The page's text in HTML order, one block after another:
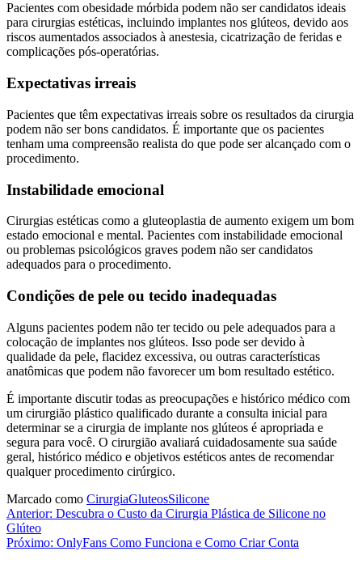
Pacientes com obesidade mórbida podem não ser candidatos ideais
para cirurgias estéticas, incluindo implantes nos glúteos, devido aos
riscos aumentados associados à anestesia, cicatrização de feridas e
complicações pós-operatórias.
Expectativas irreais
Pacientes que têm expectativas irreais sobre os resultados da cirurgia
podem não ser bons candidatos. É importante que os pacientes
tenham uma compreensão realista do que pode ser alcançado com o
procedimento.
Instabilidade emocional
Cirurgias estéticas como a gluteoplastia de aumento exigem um bom
estado emocional e mental. Pacientes com instabilidade emocional
ou problemas psicológicos graves podem não ser candidatos
adequados para o procedimento.
Condições de pele ou tecido inadequadas
Alguns pacientes podem não ter tecido ou pele adequados para a
colocação de implantes nos glúteos. Isso pode ser devido à
qualidade da pele, flacidez excessiva, ou outras características
anatômicas que podem não favorecer um bom resultado estético.
É importante discutir todas as preocupações e histórico médico com
um cirurgião plástico qualificado durante a consulta inicial para
determinar se a cirurgia de implante nos glúteos é apropriada e
segura para você. O cirurgião avaliará cuidadosamente sua saúde
geral, histórico médico e objetivos estéticos antes de recomendar
qualquer procedimento cirúrgico.
Marcado como CirurgiaGluteosSilicone
Navegação
de
Anterior: Descubra o Custo da Cirurgia Plástica de Silicone no
Glúteo
Próximo: OnlyFans Como Funciona e Como Criar Conta